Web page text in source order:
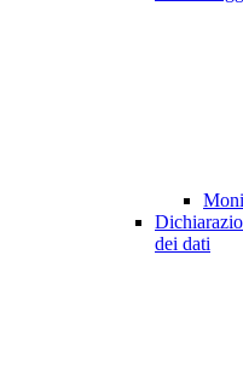
dei dati